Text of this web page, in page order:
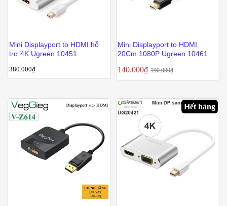
Mini Displayport to HDMI hỗ
trợ 4K Ugreen 10451
380.000₫
Mini Displayport to HDMI
20Cm 1080P Ugreen 10461
140.000₫ 190.000₫
Hết hàng